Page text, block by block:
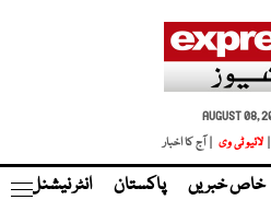
AUGUST 08,
لائیو ٹی وی | آج کا اخبار
خاص خبریں پاکستان انٹر نیشنل